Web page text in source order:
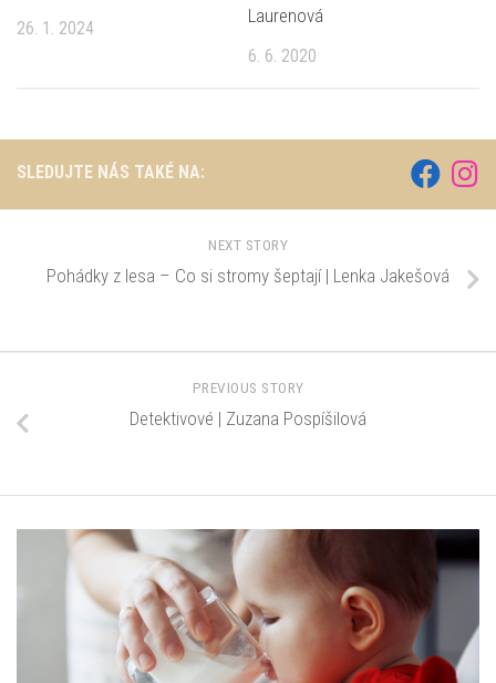
26. 1. 2024
Laurenová
6. 6. 2020
SLEDUJTE NÁS TAKÉ NA:
NEXT STORY
Pohádky z lesa – Co si stromy šeptají | Lenka Jakešová
PREVIOUS STORY
Detektivové | Zuzana Pospíšilová